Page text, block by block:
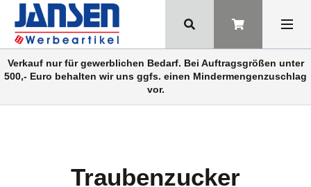
Verkauf nur für gewerblichen Bedarf. Bei Auftragsgrößen unter
500,- Euro behalten wir uns ggfs. einen Mindermengenzuschlag
vor.
Traubenzucker